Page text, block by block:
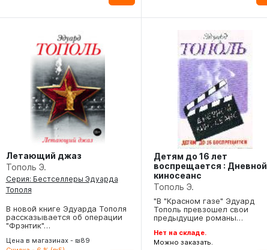
Летающий джаз
Тополь Э.
Серия: Бестселлеры Эдуарда
Тополя
В новой книге Эдуарда Тополя
рассказывается об операции
"Фрэнтик"…
Цена в магазинах - ₪89
Детям до 16 лет
воспрещается : Дневной
киносеанс
Тополь Э.
"В "Красном газе" Эдуард
Тополь превзошел свои
предыдущие романы…
Нет на складе.
Можно заказать.